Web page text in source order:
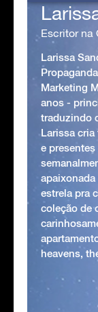
Escritor na
Larissa
Marketing
anos -
traduzindo
Larissa
e
estrela pra
coleção de
heavens,